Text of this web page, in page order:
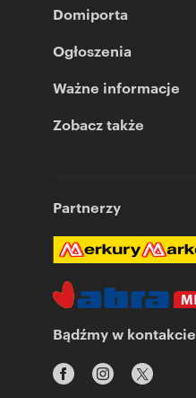
Domiporta
Ogłoszenia
Ważne informacje
Zobacz także
Partnerzy
Bądźmy w kontakcie